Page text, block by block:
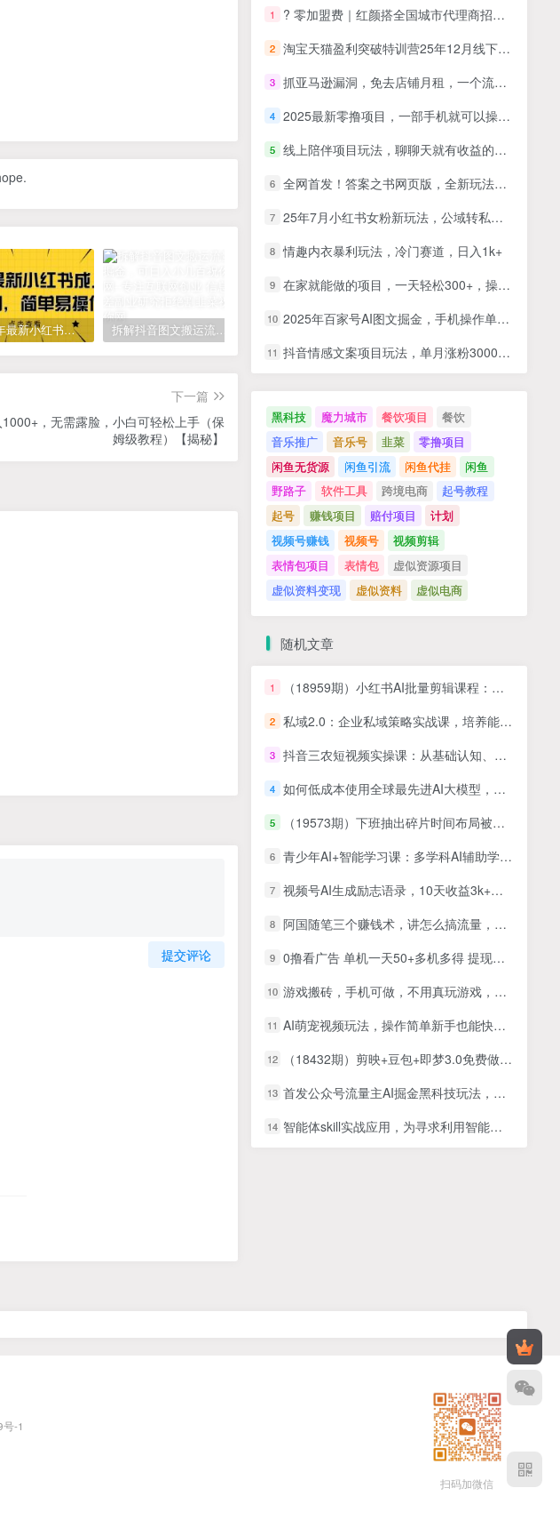
2023年最新小红书成人电商项目，简单易操作【详细教程】 拆解抖音图文搬运流量掘金，可日入小几百 快手星火计划项目玩法，零门槛，单视频收益5000+，保姆级教程
下一篇
，无需露脸，小白可轻松上手（保
姆级教程）【揭秘】
提交评论
1 ? 零加盟费｜红颜搭全国城市代理商招募正式启动！
2 淘宝天猫盈利突破特训营25年12月线下课，系统性的深度剖析电商企业经营之道，打造电商标准化运营体系
3 抓亚马逊漏洞，免去店铺月租，一个流量大竞争小，让你有机会成大卖的赛道
4 2025最新零撸项目，一部手机就可以操作，20秒一单，零投入纯薅羊毛，无门槛，一天200+【揭秘】
5 线上陪伴项目玩法，聊聊天就有收益的项目，一个月收益5000+
6 全网首发！答案之书网页版，全新玩法，搭配文档和网页，日入1k+零门槛小白首选副业
7 25年7月小红书女粉新玩法，公域转私域变现，日轻松变现2张+，5分钟简单复制好上手
8 情趣内衣暴利玩法，冷门赛道，日入1k+
9 在家就能做的项目，一天轻松300+，操作简单上手快
10 2025年百家号AI图文掘金，手机操作单号月入4-5位数，低门槛【附指令+工具】
11 抖音情感文案项目玩法，单月涨粉3000+，新手小白也能做
黑科技 魔力城市 餐饮项目
餐饮
音乐推广
音乐号 韭菜
零撸项目
闲鱼无货源
闲鱼引流 闲鱼代挂
闲鱼
野路子
软件工具 跨境电商
起号教程
起号
赚钱项目 赔付项目
计划
视频号赚钱
视频号
视频剪辑
表情包项目
表情包
虚似资源项目
虚似资料变现
虚似资料 虚似电商
随机文章
1 （18959期）小红书AI批量剪辑课程：批量视频分割+批量发布+交叉发布，多账号矩阵运营提效
2 私域2.0：企业私域策略实战课，培养能拿结果的私域操盘手
3 抖音三农短视频实操课：从基础认知、定位拆解到内容创作、拍摄剪辑及数据复盘投放
4 如何低成本使用全球最先进AI大模型，全网最全指南
5 （19573期）下班抽出碎片时间布局被动收入，拼多多虚拟轻资产月入 1-3 万很轻松
6 青少年AI+智能学习课：多学科AI辅助学习，提升学习效率与创新能力
7 视频号AI生成励志语录，10天收益3k+，纯软件生成，小白可做
8 阿国随笔三个赚钱术，讲怎么搞流量，怎么服务客户
9 0撸看广告 单机一天50+多机多得 提现秒到 不限制场地操作
10 游戏搬砖，手机可做，不用真玩游戏，最快当天见收益，副业创业网创兼职
11 AI萌宠视频玩法，操作简单新手也能快速上手，轻松月入过万！
12 （18432期）剪映+豆包+即梦3.0免费做龟兔赛跑绘本视频，小白轻松学会儿童动画
13 首发公众号流量主AI掘金黑科技玩法，冷门暴力三天100%打标签起号,日入1000+
14 智能体skill实战应用，为寻求利用智能体进行工作提效的人打造，案例演示，纯实战课
-1
扫码加微信